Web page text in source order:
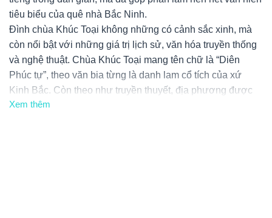
tiêu biểu của quê nhà Bắc Ninh.
Đình chùa Khúc Toại không những có cảnh sắc xinh, mà
còn nổi bật với những giá trị lịch sử, văn hóa truyền thống
và nghệ thuật. Chùa Khúc Toại mang tên chữ là “Diên
Phúc tự”, theo văn bia từng là danh lam cổ tích của xứ
Kinh Bắc. Còn theo như truyền thuyết, địa phương được
Tiến sĩ Nguyễn Thượng Nghiêm người làng cho xây dựng
Xem thêm